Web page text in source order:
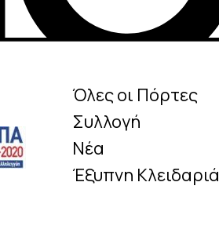
Όλες οι Πόρτες
Συλλογή
Νέα
Έξυπνη Κλειδαριά